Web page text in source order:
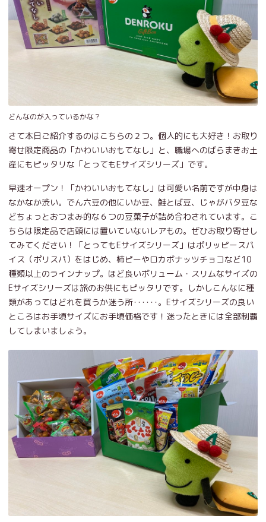
どんなのが入っているかな？
さて本日ご紹介するのはこちらの２つ。個人的にも大好き！お取り
寄せ限定商品の「かわいいおもてなし」と、職場へのばらまきお土
産にもピッタリな「とってもEサイズシリーズ」です。
早速オープン！「かわいいおもてなし」は可愛い名前ですが中身は
なかなか渋い。でん六豆の他にいか豆、鮭とば豆、じゃがバタ豆な
どちょっとおつまみ的な６つの豆菓子が詰め合わされています。こ
ちらは限定品で店頭には置いていないレアもの。ぜひお取り寄せし
てみてください！「とってもEサイズシリーズ」はポリッピースパ
イス（ポリスパ）をはじめ、柿ピーやロカボナッツチョコなど10
種類以上のラインナップ。ほど良いボリューム・スリムなサイズの
Eサイズシリーズは旅のお供にもピッタリです。しかしこんなに種
類があってはどれを買うか迷う所･･････。Eサイズシリーズの良い
ところはお手頃サイズにお手頃価格です！迷ったときには全部制覇
してしまいましょう。